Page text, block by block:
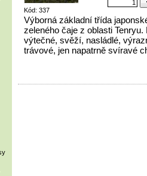
Kód: 337
Výborná základní třída
zeleného čaje z oblasti Tenryu.
výtečné, svěží, nasládlé,
trávové, jen napatrně svíravé